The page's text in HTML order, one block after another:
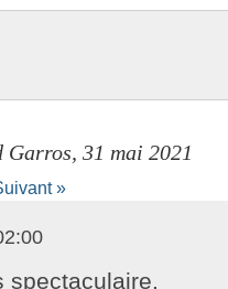
Garros, 31 mai 2021
»
spectaculaire.